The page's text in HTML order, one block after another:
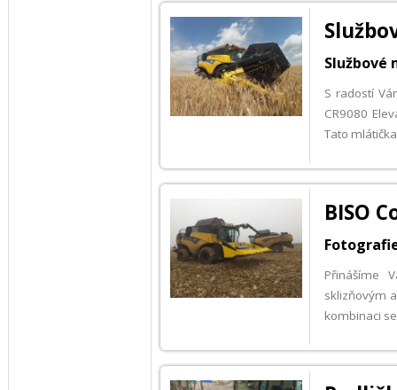
Službové
S radostí
CR9080
Tato
BISO
Přinášíme
sklizňovým
kombinaci